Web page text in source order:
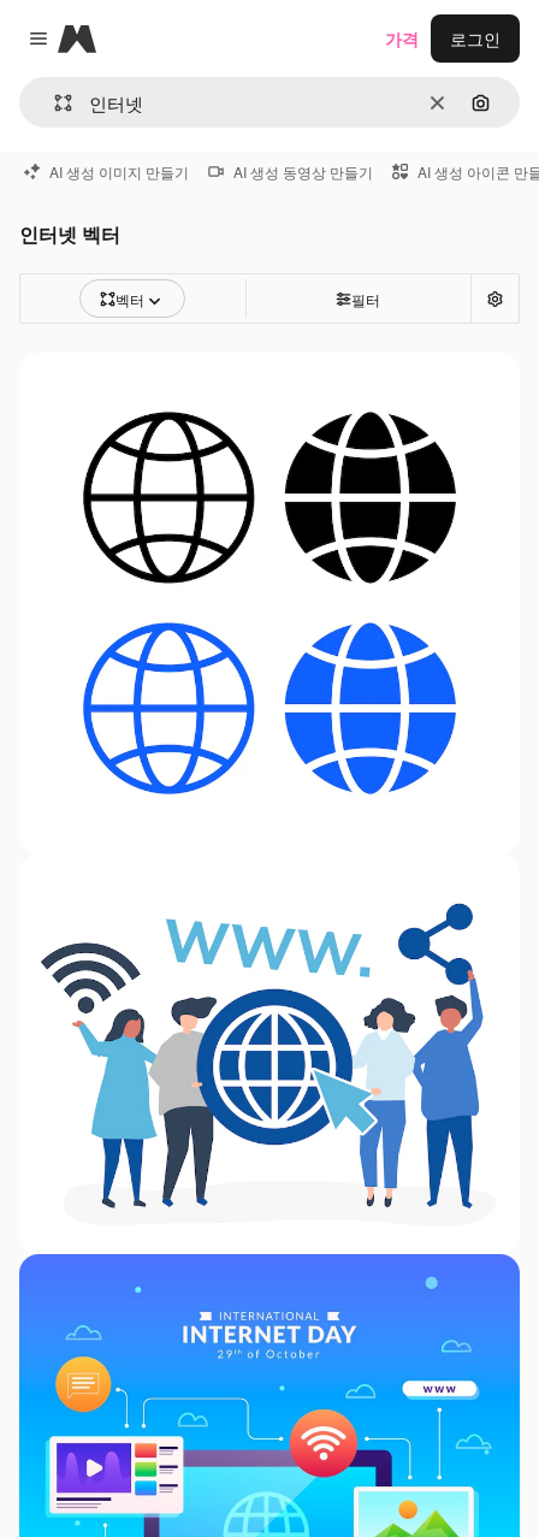
Close menu
Magnific
지우기이미지
가격 로그인
AI 생성 이미지 만들기 AI 생성 동영상 만들기 AI 생성 아이콘 만
인터넷 벡터
벡터 필터